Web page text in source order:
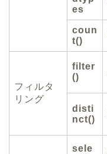
es
coun
t()
フィルタ
リング
filter
()
disti
nct()
sele